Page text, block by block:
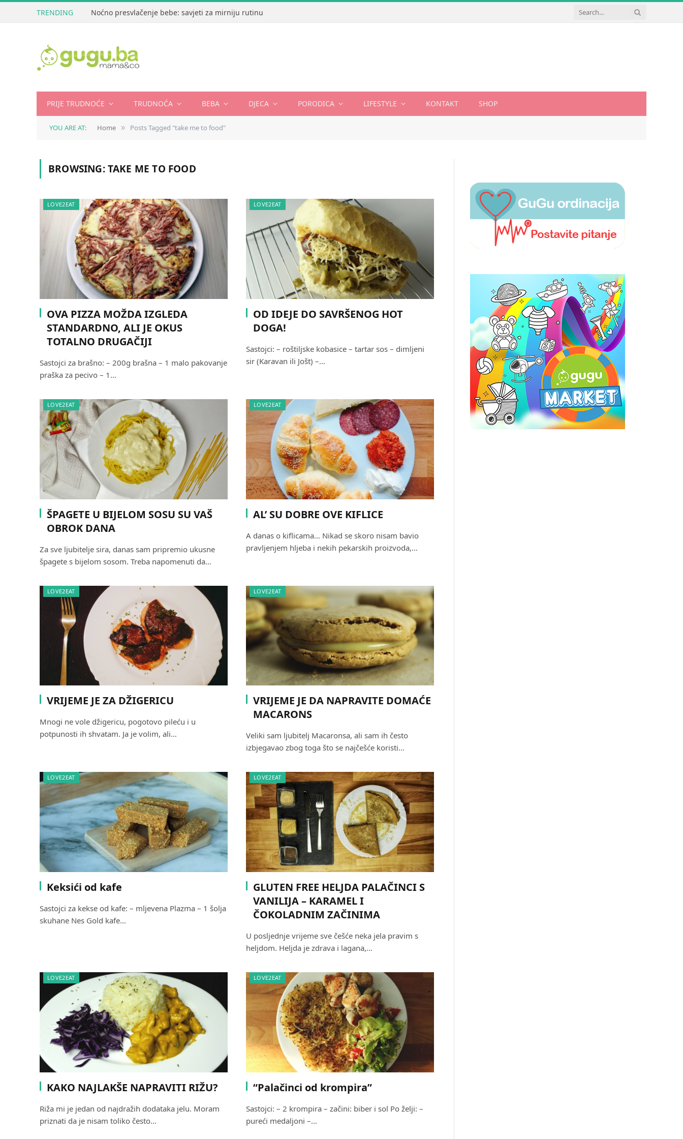
TRENDING Noćno presvlačenje bebe: savjeti za mirniju rutinu
PRIJE TRUDNOĆE TRUDNOĆA BEBA DJECA PORODICA LIFESTYLE KONTAKT SHOP
YOU ARE AT: Home » Posts Tagged "take me to food"
BROWSING:TAKE ME TO FOOD
LOVE2EAT
OVA PIZZA MOŽDA IZGLEDA
STANDARDNO, ALI JE OKUS
TOTALNO DRUGAČIJI
Sastojci za brašno: – 200g brašna – 1 malo pakovanje
praška za pecivo – 1…
LOVE2EAT
OD IDEJE DO SAVRŠENOG HOT
DOGA!
Sastojci: – roštiljske kobasice – tartar sos – dimljeni
sir (Karavan ili Jošt) –…
LOVE2EAT
ŠPAGETE U BIJELOM SOSU SU VAŠ
OBROK DANA
Za sve ljubitelje sira, danas sam pripremio ukusne
špagete s bijelom sosom. Treba napomenuti da…
LOVE2EAT
AL’ SU DOBRE OVE KIFLICE
A danas o kiflicama… Nikad se skoro nisam bavio
pravljenjem hljeba i nekih pekarskih proizvoda,…
LOVE2EAT
VRIJEME JE ZA DŽIGERICU
Mnogi ne vole džigericu, pogotovo pileću i u
potpunosti ih shvatam. Ja je volim, ali…
LOVE2EAT
VRIJEME JE DA NAPRAVITE DOMAĆE
MACARONS
Veliki sam ljubitelj Macaronsa, ali sam ih često
izbjegavao zbog toga što se najčešće koristi…
LOVE2EAT
Keksići od kafe
Sastojci za kekse od kafe: – mljevena Plazma – 1 šolja
skuhane Nes Gold kafe…
LOVE2EAT
GLUTEN FREE HELJDA PALAČINCI S
VANILIJA – KARAMEL I
ČOKOLADNIM ZAČINIMA
U posljednje vrijeme sve češće neka jela pravim s
heljdom. Heljda je zdrava i lagana,…
LOVE2EAT
KAKO NAJLAKŠE NAPRAVITI RIŽU?
Riža mi je jedan od najdražih dodataka jelu. Moram
priznati da je nisam toliko često…
LOVE2EAT
“Palačinci od krompira”
Sastojci: – 2 krompira – začini: biber i sol Po želji: –
pureći medaljoni –…